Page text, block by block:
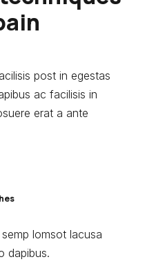
post in egestas
ac facilisis in
erat a ante
lomsot lacusa
dapibus.